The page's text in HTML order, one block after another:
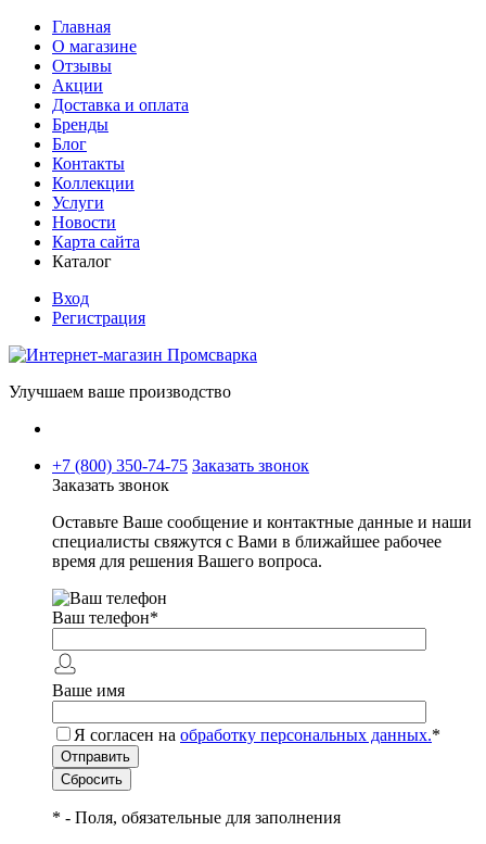
Главная
О магазине
Отзывы
Акции
Доставка и оплата
Бренды
Блог
Контакты
Коллекции
Услуги
Новости
Карта сайта
Каталог
Вход
Регистрация
Улучшаем ваше производство
+7 (800) 350-74-75 Заказать звонок
Заказать звонок
Оставьте Ваше сообщение и контактные данные и наши
специалисты свяжутся с Вами в ближайшее рабочее
время для решения Вашего вопроса.
Ваш телефон*
Ваше имя
Я согласен на обработку персональных данных.*
* - Поля, обязательные для заполнения